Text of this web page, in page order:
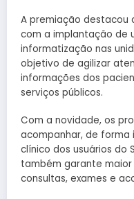
A premiação destacou
com a implantação de
informatização nas
objetivo de agilizar
informações dos
serviços públicos.
Com a novidade, os
acompanhar, de
clínico dos usuários do
também garante
consultas, exames e